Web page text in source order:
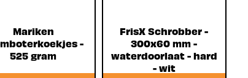
Mariken
-
525 gram
FrisX Schrobber -
300x60 mm -
waterdoorlaat - hard
- wit